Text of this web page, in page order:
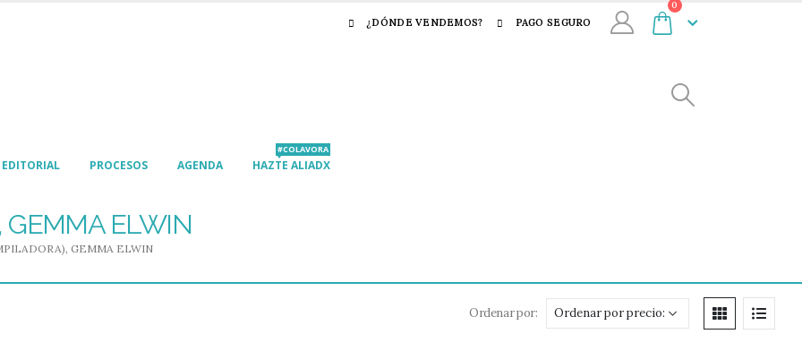
¿DÓNDE VENDEMOS? PAGO SEGURO
0
EDITORIAL PROCESOS AGENDA HAZTE ALIADX
#COLAVORA
GEMMA ELWIN
GEMMA ELWIN
Ordenar por: